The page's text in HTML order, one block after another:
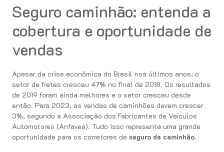
Seguro caminhão: entenda a
cobertura e oportunidade de
vendas
Apesar da crise econômica do Brasil nos últimos anos, o
setor de fretes cresceu 47% no final de 2018. Os resultados
de 2019 foram ainda melhores e o setor cresceu desde
então. Para 2023, as vendas de caminhões devem crescer
3%, segundo a Associação dos Fabricantes de Veículos
Automotores (Anfavea). Tudo isso representa uma grande
oportunidade para os corretores de seguro de caminhão.